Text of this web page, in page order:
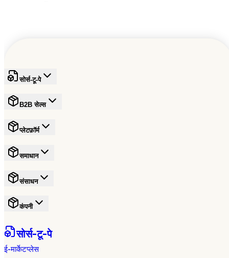
सोर्स-टू-पे
B2B सेल्स
प्लेटफ़ॉर्म
समाधान
संसाधन
कंपनी
सोर्स-टू-पे
ई-मार्केटप्लेस